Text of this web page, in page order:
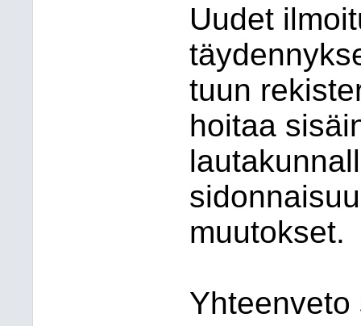
Uudet
tuun
hoitaa
lautakunnal
sidonnai
muutokset.
Yhteenveto